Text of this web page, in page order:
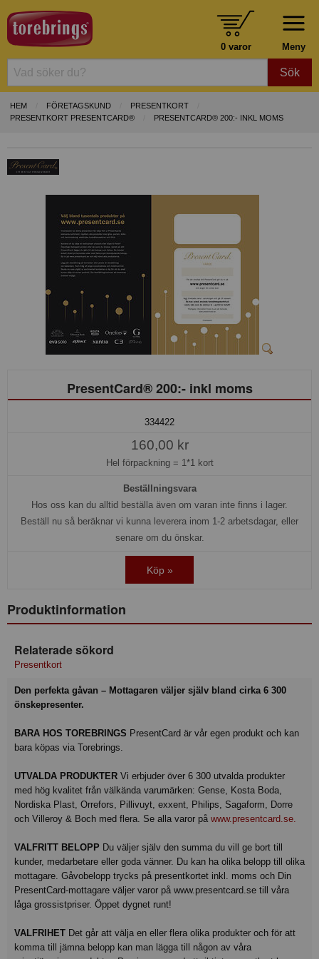
Meny
0 varor
Sök
HEM FÖRETAGSKUND
PRESENTKORT
PRESENTKORT PRESENTCARD®
PRESENTCARD® 200:- INKL MOMS
PresentCard® 200:- inkl moms
334422
160,00 kr
Hel förpackning = 1*1 kort
Beställningsvara
Hos oss kan du alltid beställa även om varan inte finns i lager.
Beställ nu så beräknar vi kunna leverera inom 1-2 arbetsdagar, eller
senare om du önskar.
Köp »
Produktinformation
Relaterade sökord
Presentkort
Den perfekta gåvan – Mottagaren väljer själv bland cirka 6 300
önskepresenter.
BARA HOS TOREBRINGS PresentCard är vår egen produkt och kan
bara köpas via Torebrings.
UTVALDA PRODUKTER Vi erbjuder över 6 300 utvalda produkter
med hög kvalitet från välkända varumärken: Gense, Kosta Boda,
Nordiska Plast, Orrefors, Pillivuyt, exxent, Philips, Sagaform, Dorre
och Villeroy & Boch med flera. Se alla varor på www.presentcard.se.
VALFRITT BELOPP Du väljer själv den summa du vill ge bort till
kunder, medarbetare eller goda vänner. Du kan ha olika belopp till olika
mottagare. Gåvobelopp trycks på presentkortet inkl. moms och Din
PresentCard-mottagare väljer varor på www.presentcard.se till våra
låga grossistpriser. Öppet dygnet runt!
VALFRIHET Det går att välja en eller flera olika produkter och för att
komma till jämna belopp kan man lägga till någon av våra